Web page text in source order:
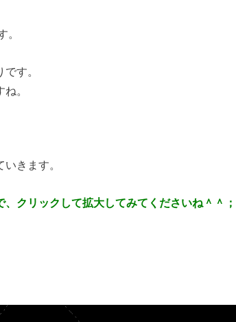
。
す。
。
きます。
クリックして拡大してみてくださいね＾＾；